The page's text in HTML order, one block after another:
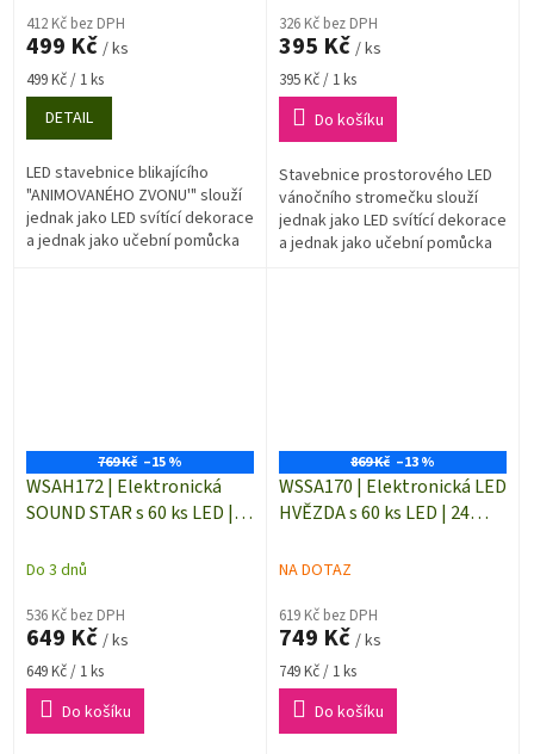
412 Kč bez DPH
499 Kč / ks
Měrná
cena:
499 Kč / 1 ks
DETAIL
LED stavebnice blikajícího
"ANIMOVANÉHO ZVONU'" slouží
jednak jako LED svítící dekorace
a jednak jako učební pomůcka
326 Kč bez DPH
395 Kč / ks
Měrná
cena:
395 Kč / 1 ks
Do košíku
Stavebnice prostorového LED
vánočního stromečku slouží
jednak jako LED svítící dekorace
a jednak jako učební pomůcka
769 Kč –15 %
WSAH172 | Elektronická
SOUND STAR s 60 ks LED |
zvuk, zabudovaný mikrofon
Do 3 dnů
536 Kč bez DPH
649 Kč / ks
Měrná
cena:
649 Kč / 1 ks
Do košíku
869 Kč –13 %
WSSA170 | Elektronická LED
HVĚZDA s 60 ks LED | 24
mikroprocesorem - LED
NA DOTAZ
619 Kč bez DPH
749 Kč / ks
Měrná
cena:
749 Kč / 1 ks
Do košíku